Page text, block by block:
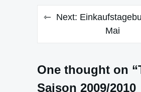
Next:
Mai
One thought on
Saison 2009/2010